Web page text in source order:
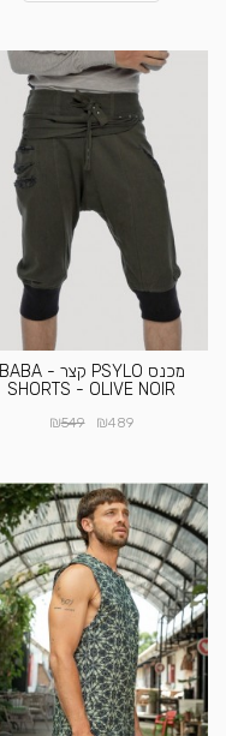
מכנס PSYLO קצר - BABA
SHORTS - OLIVE NOIR
₪489
₪549